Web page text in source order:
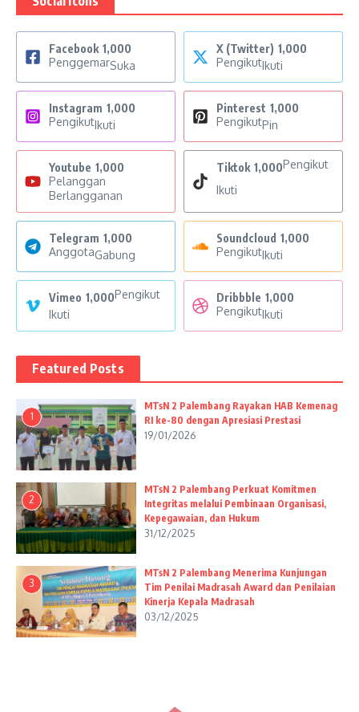
Facebook 1,000
PenggemarSuka
X (Twitter) 1,000
PengikutIkuti
Instagram 1,000
PengikutIkuti
Pinterest 1,000
PengikutPin
Youtube 1,000
Pelanggan
Berlangganan
Tiktok 1,000Pengikut
Ikuti
Telegram 1,000
AnggotaGabung
Soundcloud 1,000
PengikutIkuti
Vimeo 1,000Pengikut
Ikuti
Dribbble 1,000
PengikutIkuti
Featured Posts
1
MTsN 2 Palembang Rayakan HAB Kemenag
RI ke-80 dengan Apresiasi Prestasi
19/01/2026
2
MTsN 2 Palembang Perkuat Komitmen
Integritas melalui Pembinaan Organisasi,
Kepegawaian, dan Hukum
31/12/2025
3
MTsN 2 Palembang Menerima Kunjungan
Tim Penilai Madrasah Award dan Penilaian
Kinerja Kepala Madrasah
03/12/2025